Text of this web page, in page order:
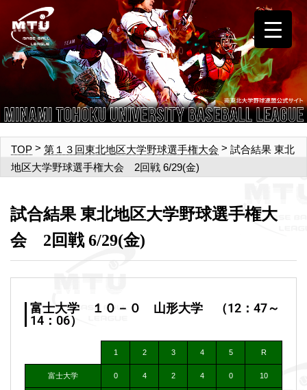
TOP > 第１３回東北地区大学野球選手権大会 > 試合結果 東北
地区大学野球選手権大会 2回戦 6/29(金)
試合結果 東北地区大学野球選手権大
会 2回戦 6/29(金)
富士大学 １０－０ 山形大学 （12：47～
14：06）
1 2 3 4 5 R
富士大学 0 4 2 4 0 10